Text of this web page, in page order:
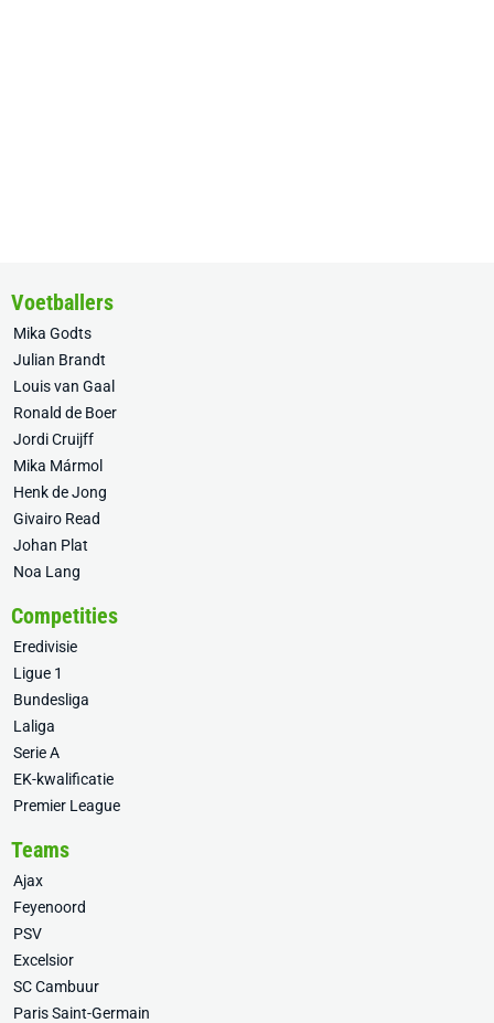
Voetballers
Mika Godts
Julian Brandt
Louis van Gaal
Ronald de Boer
Jordi Cruijff
Mika Mármol
Henk de Jong
Givairo Read
Johan Plat
Noa Lang
Competities
Eredivisie
Ligue 1
Bundesliga
Laliga
Serie A
EK-kwalificatie
Premier League
Teams
Ajax
Feyenoord
PSV
Excelsior
SC Cambuur
Paris Saint-Germain